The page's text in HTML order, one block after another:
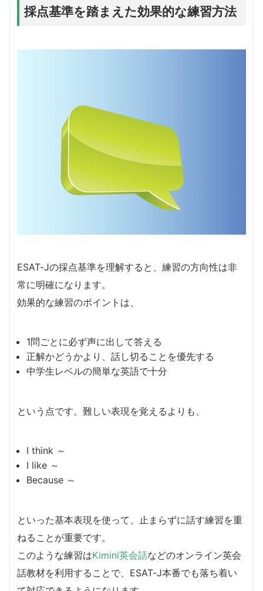
採点基準を踏まえた効果的な練習方法
ESAT-Jの採点基準を理解すると、練習の方向性は非
常に明確になります。
効果的な練習のポイントは、
1問ごとに必ず声に出して答える
正解かどうかより、話し切ることを優先する
中学生レベルの簡単な英語で十分
という点です。難しい表現を覚えるよりも、
I think ～
I like ～
Because ～
といった基本表現を使って、止まらずに話す練習を重
ねることが重要です。
このような練習はKimini英会話などのオンライン英会
話教材を利用することで、ESAT-J本番でも落ち着い